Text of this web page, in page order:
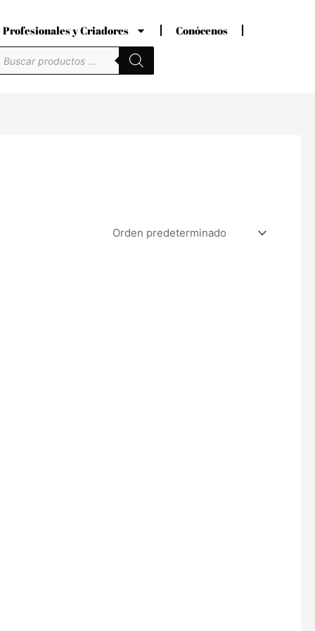
Profesionales y Criadores Conócenos